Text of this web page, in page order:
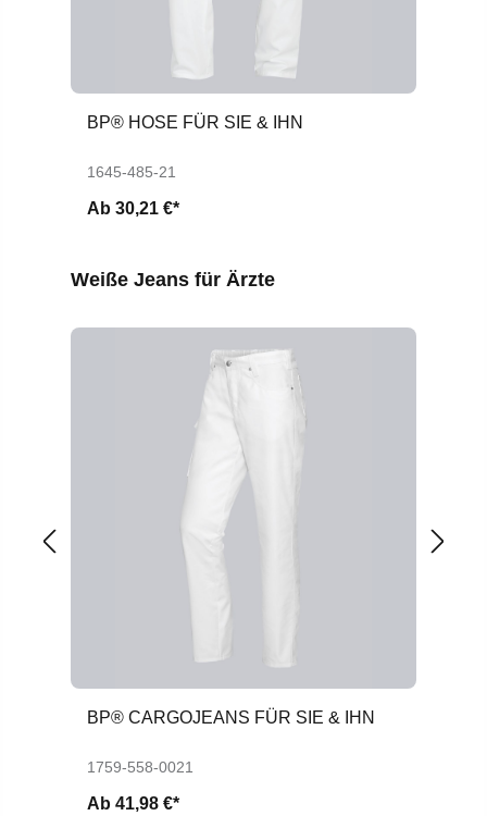
BP® HOSE FÜR SIE & IHN
1645-485-21
Ab 30,21 €*
Produktgalerie überspringen
Weiße Jeans für Ärzte
BP® CARGOJEANS FÜR SIE & IHN
1759-558-0021
Ab 41,98 €*